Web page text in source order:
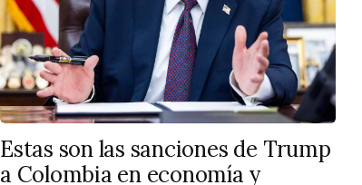
Estas son las sanciones de Trump
a Colombia en economía y